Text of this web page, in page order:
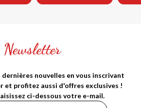
Newsletter
nouvelles en vous inscrivant
et profitez aussi d'offres exclusives !
ci-dessous votre e-mail.